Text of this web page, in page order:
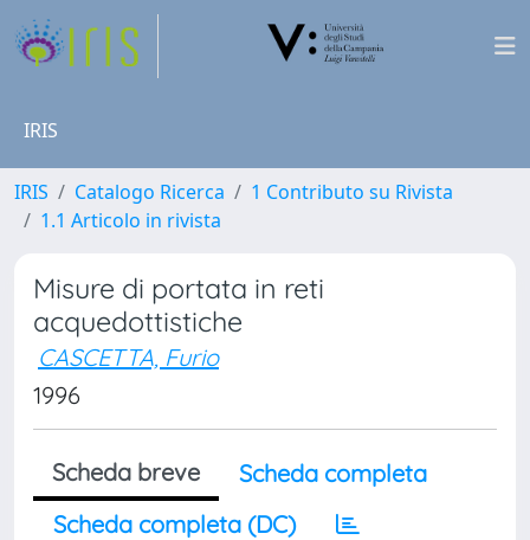
IRIS
IRIS Catalogo Ricerca
1 Contributo su Rivista
1.1 Articolo in rivista
Misure di portata in reti
acquedottistiche
CASCETTA, Furio
1996
Scheda breve
Scheda completa
Scheda completa (DC)